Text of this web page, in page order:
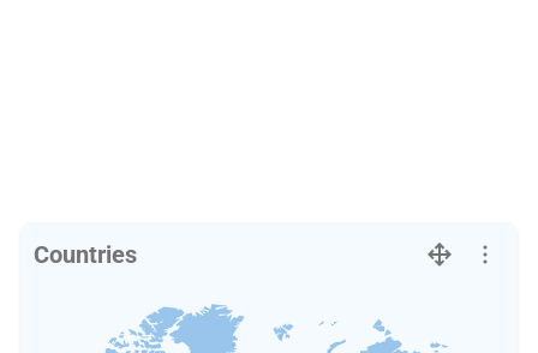
Countries